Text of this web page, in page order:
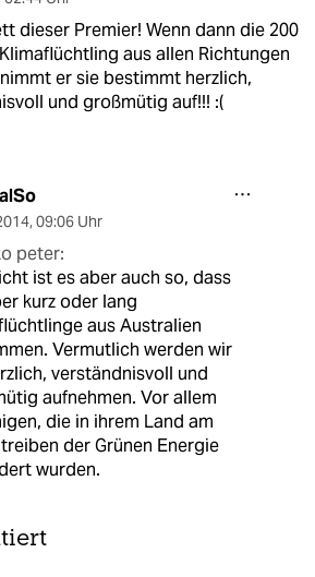
dieser Premier! Wenn dann die 200
aus allen Richtungen
er sie bestimmt herzlich,
und großmütig auf!!! :(
, 09:06 Uhr
peter:
ist es aber auch so, dass
kurz oder lang
aus Australien
Vermutlich werden wir
verständnisvoll und
aufnehmen. Vor allem
die in ihrem Land am
der Grünen Energie
wurden.